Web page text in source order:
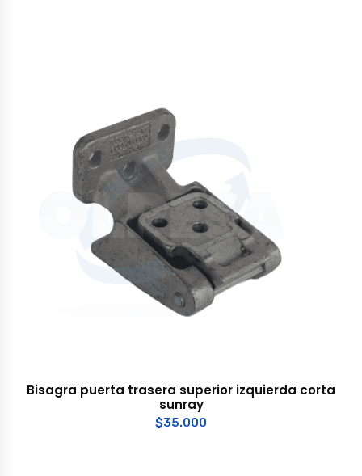
Bisagra puerta trasera superior izquierda corta
sunray
$35.000